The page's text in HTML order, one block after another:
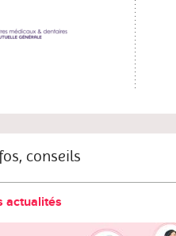
conseils
actualités